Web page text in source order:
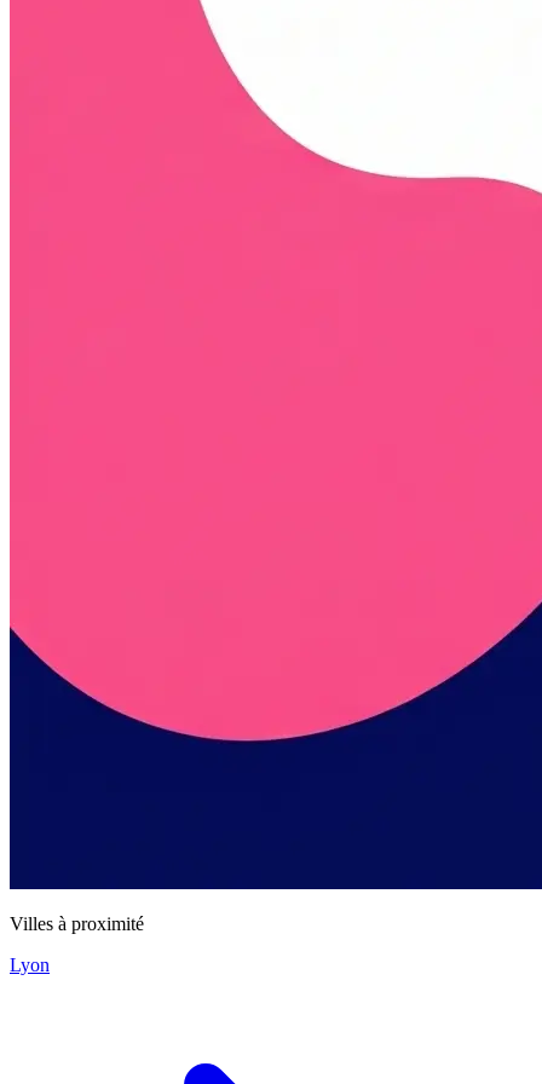
Villes à proximité
Lyon